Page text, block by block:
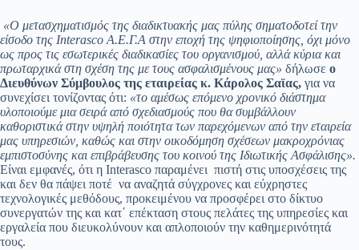
«Ο μετασχηματισμός της διαδικτυακής μας πύλης σηματοδοτεί την
είσοδο της Interasco Α.Ε.Γ.Α στην εποχή της ψηφιοποίησης, όχι μόνο
ως προς τις εσωτερικές διαδικασίες του οργανισμού, αλλά κύρια και
πρωταρχικά στη σχέση της με τους ασφαλισμένους μας» δήλωσε ο
Διευθύνων Σύμβουλος της εταιρείας κ. Κάρολος Σαϊας, για να
συνεχίσει τονίζοντας ότι: «το αμέσως επόμενο χρονικό διάστημα
υλοποιούμε μια σειρά από σχεδιασμούς που θα συμβάλλουν
καθοριστικά στην υψηλή ποιότητα των παρεχόμενων από την εταιρεία
μας υπηρεσιών, καθώς και στην οικοδόμηση σχέσεων μακροχρόνιας
εμπιστοσύνης και επιβράβευσης του κοινού της Ιδιωτικής Ασφάλισης».
Είναι εμφανές, ότι η Interasco παραμένει πιστή στις υποσχέσεις της
και δεν θα πάψει ποτέ να αναζητά σύγχρονες και εύχρηστες
τεχνολογικές μεθόδους, προκειμένου να προσφέρει στο δίκτυο
συνεργατών της και κατ΄ επέκταση στους πελάτες της υπηρεσίες και
εργαλεία που διευκολύνουν και απλοποιούν την καθημερινότητά
τους.